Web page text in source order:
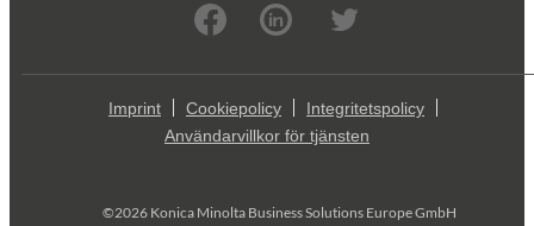
Imprint Cookiepolicy
Integritetspolicy
Användarvillkor för tjänsten
©2026 Konica Minolta Business Solutions Europe GmbH